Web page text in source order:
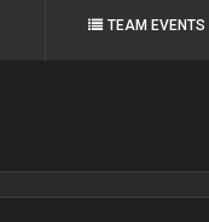
TEAM EVENTS